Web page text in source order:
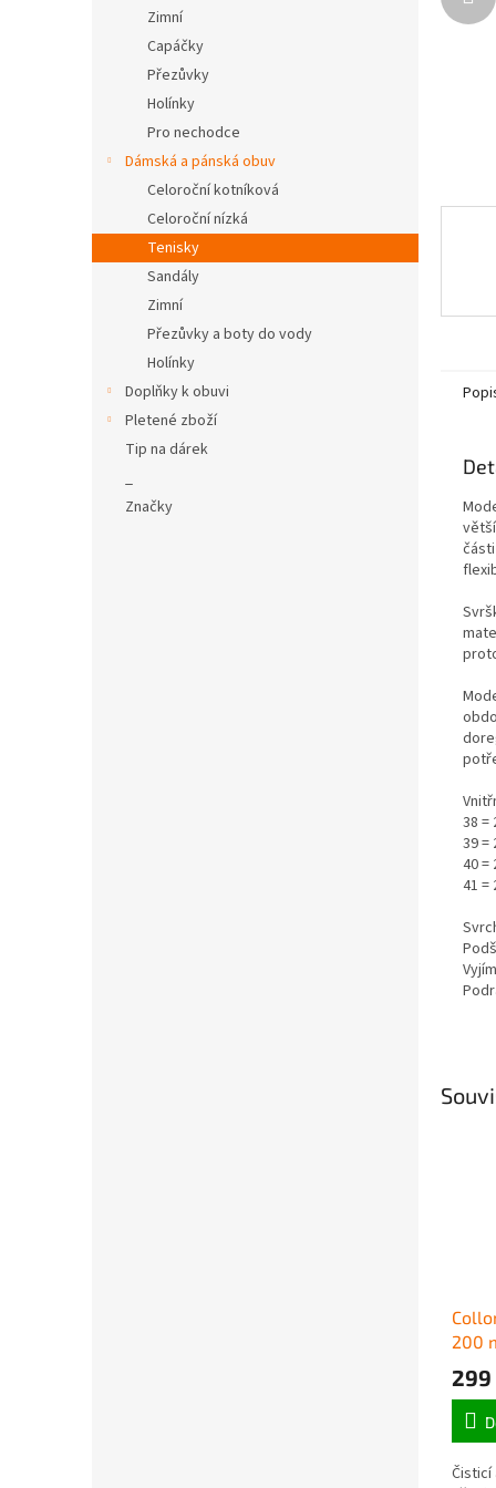
Zimní
Capáčky
Přezůvky
Holínky
Pro nechodce
Dámská a pánská obuv
Celoroční kotníková
Celoroční nízká
Tenisky
Sandály
Zimní
Přezůvky a boty do vody
Holínky
Doplňky k obuvi
Pletené zboží
Tip na dárek
_
Značky
200
299
Čisticí
38 =
39 =
40 =
41 =